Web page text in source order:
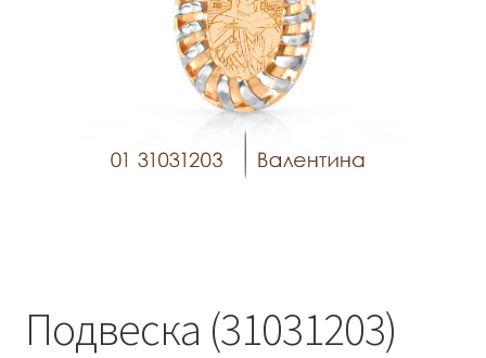
Подвеска (31031203)